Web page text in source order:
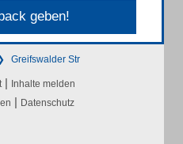
geben!
Greifswalder Str
| Inhalte melden
| Datenschutz